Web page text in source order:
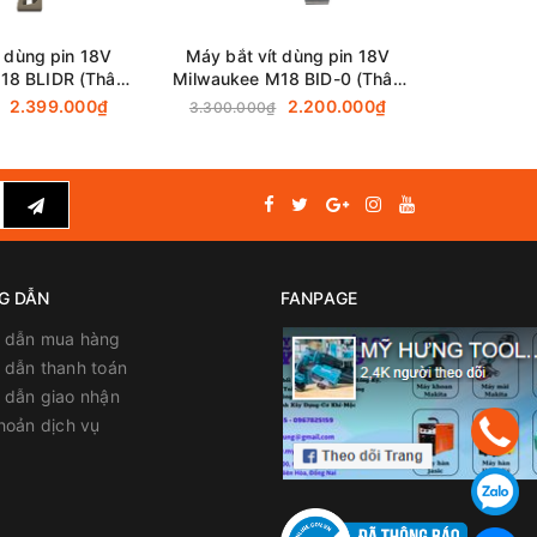
pin 18V
BLIDR (Thân
2.399.000₫
Máy bắt vít dùng pin 18V
Milwaukee M18 BID-0 (Thân
máy)
3.300.000₫ 2.200.000₫
DẪN
mua hàng
thanh toán
giao nhận
dịch vụ
FANPAGE